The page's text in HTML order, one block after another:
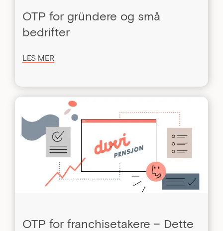
OTP for gründere og små
bedrifter
LES MER
OTP for franchisetakere – Dette